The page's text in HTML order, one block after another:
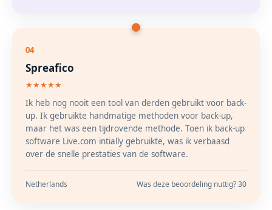
04
Spreafico
★★★★★
Ik heb nog nooit een tool van derden gebruikt voor back-
up. Ik gebruikte handmatige methoden voor back-up,
maar het was een tijdrovende methode. Toen ik back-up
software Live.com intially gebruikte, was ik verbaasd
over de snelle prestaties van de software.
Netherlands Was deze beoordeling nuttig? 30